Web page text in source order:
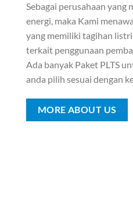
Sebagai perusahaan yang
energi, maka Kami
yang memiliki tagihan
terkait penggunaan
Ada banyak Paket PLTS
anda pilih sesuai dengan
MORE ABOUT US